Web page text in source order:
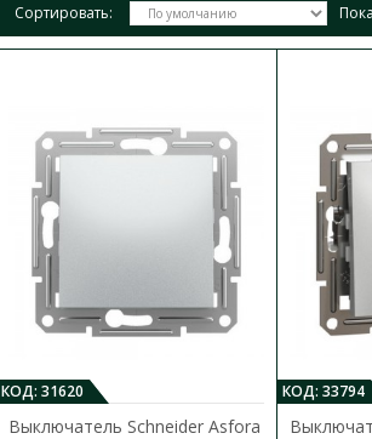
Сортировать:
цвета
175.98
КОД: 31620
Выключатель Schneider Asfora
КОД: 33794